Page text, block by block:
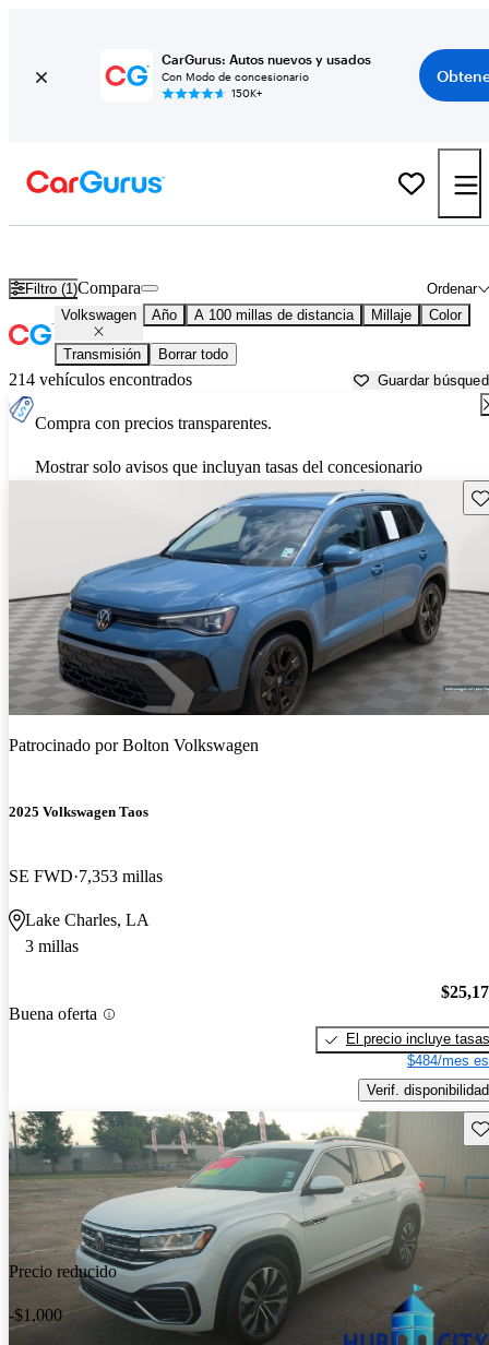
CarGurus: Autos nuevos y usados
Con Modo de concesionario
150K+
Filtro (1) Ordenar
Compara
Volkswagen Año A 100 millas de distancia Millaje Color
Transmisión Borrar todo
214 vehículos encontrados Guardar
Compra con precios transparentes.
Mostrar solo avisos que incluyan tasas del concesionario
Patrocinado porBolton Volkswagen
2025 Volkswagen Taos
SE FWD 7,353 millas
Lake Charles, LA
3 millas
Buena oferta
El precio incluye tasas
$484/mes
Verif. disponibilidad
Precio reducido
-$1,000